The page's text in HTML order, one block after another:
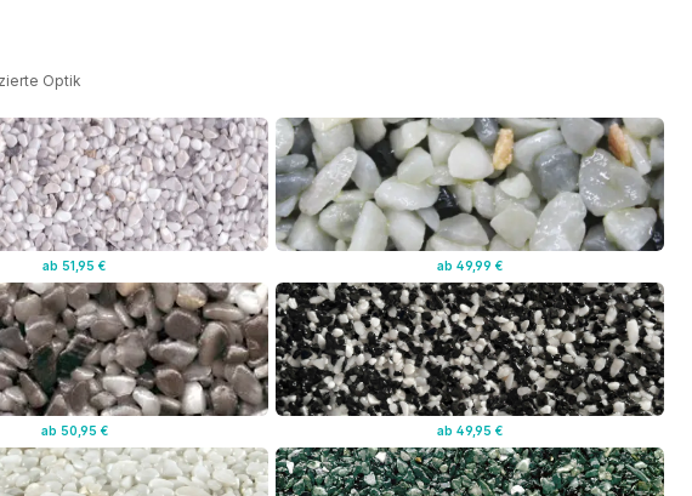
Optik
ab 51,95 € ab 49,99 €
ab 50,95 € ab 49,95 €